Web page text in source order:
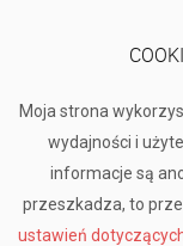
Moja strona
wydajności i
informacje są
przeszkadza, to
ustawień